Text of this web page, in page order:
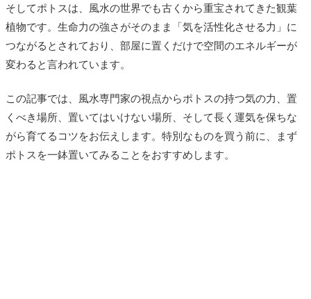
そしてポトスは、風水の世界でも古くから重宝されてきた観葉
植物です。生命力の強さがそのまま「気を活性化させる力」に
つながるとされており、部屋に置くだけで空間のエネルギーが
変わると言われています。
この記事では、風水専門家の視点からポトスの持つ気の力、置
くべき場所、置いてはいけない場所、そして長く運気を保ちな
がら育てるコツをお伝えします。特別なものを買う前に、まず
ポトスを一鉢置いてみることをおすすめします。